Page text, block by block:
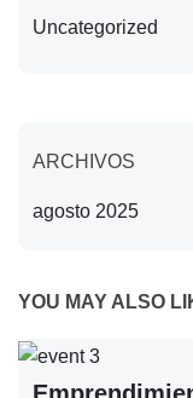
Uncategorized
ARCHIVOS
agosto 2025
YOU MAY ALSO